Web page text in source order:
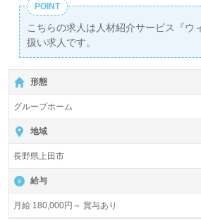
POINT
こちらの求人は人材紹介サービス『ウ
扱い求人です。
詳細に関してお気軽にご相談ください♪
【無料】で皆さんの転職活動をサポー
形態
グループホーム
地域
長野県上田市
給与
月給 180,000円～ 賞与あり